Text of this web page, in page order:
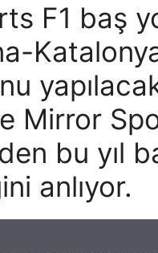
F1 baş
Mirror
bu yıl
anlıyor.